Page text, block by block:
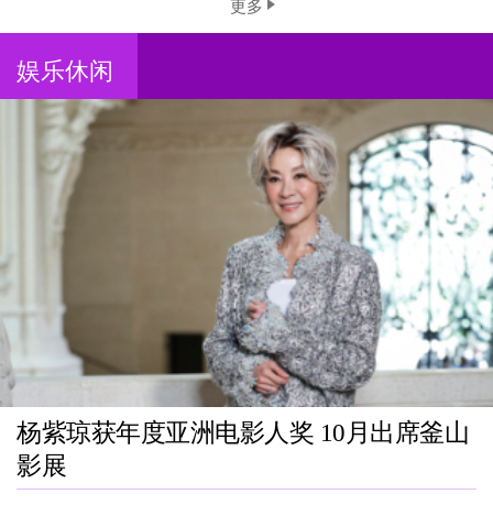
更多
娱乐休闲
杨紫琼获年度亚洲电影人奖 10月出席釜山
影展